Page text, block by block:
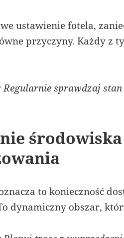
ustawienie fotela,
przyczyny. Każdy z
sprawdzaj
to konieczność
dynamiczny obszar,